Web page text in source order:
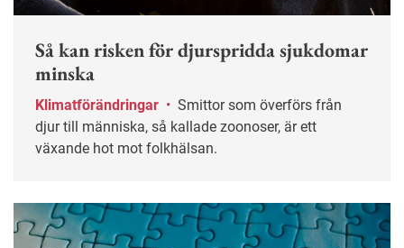
Så kan risken för djurspridda sjukdomar
minska
Klimatförändringar •
djur till människa, så kallade zoonoser, är ett
växande hot mot folkhälsan.